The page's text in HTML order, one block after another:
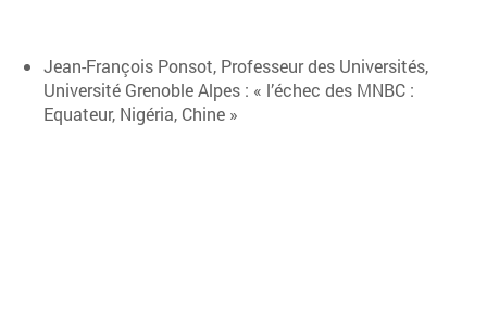
Jean-François Ponsot, Professeur des Universités,
Université Grenoble Alpes : « l’échec des MNBC :
Equateur, Nigéria, Chine »